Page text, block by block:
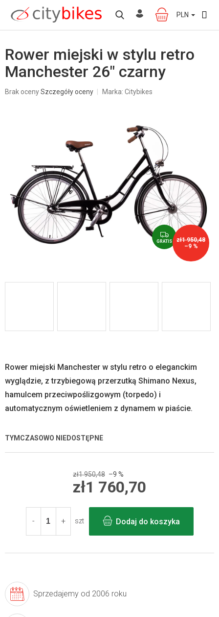
treści
KOSZYK
PLN
Rower miejski w stylu retro
Manchester 26" czarny
Średnia
Brak ocenySzczegóły oceny Marka: Citybikes
G
R
A
GRATIS
zł1 950,48
–9 %
TYMCZASOWO NIEDOSTĘPNE
Rower miejski Manchester w stylu retro o eleganckim
wyglądzie, z trzybiegową przerzutką Shimano Nexus,
hamulcem przeciwpoślizgowym (torpedo) i
automatycznym oświetleniem z dynamem w piaście.
zł1 950,48 –9 %
zł1 760,70
jednostkowa:
szt
Dodaj do koszyka
Sprzedajemy od 2006 roku